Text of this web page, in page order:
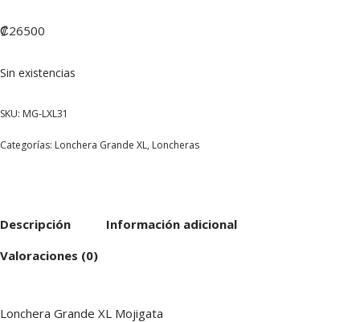
₡26500
Sin existencias
SKU: MG-LXL31
Categorías: Lonchera Grande XL, Loncheras
Descripción
Información adicional
Valoraciones (0)
Lonchera Grande XL Mojigata